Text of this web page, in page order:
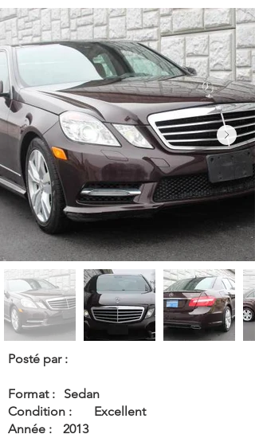
Posté par :
Format :
Sedan
Condition :
Excellent
Année :
2013